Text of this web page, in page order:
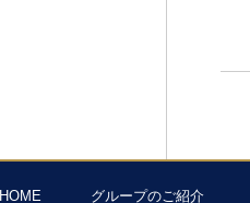
HOME グループのご紹介